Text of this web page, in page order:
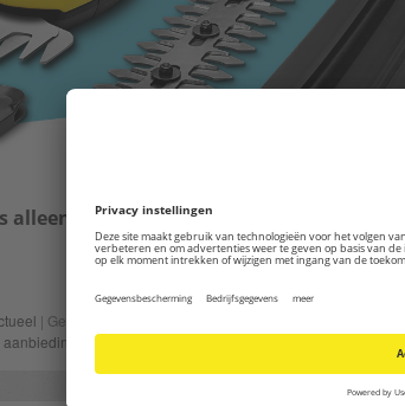
alleen vandaag geldig, dus wees er snel bij!
| Getagged
aanbieding
heggenschaar